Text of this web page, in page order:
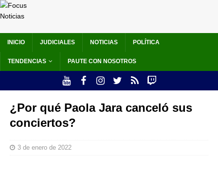
INICIO JUDICIALES NOTICIAS POLÍTICA
TENDENCIAS PAUTE CON NOSOTROS
¿Por qué Paola Jara canceló sus
conciertos?
3 de enero de 2022